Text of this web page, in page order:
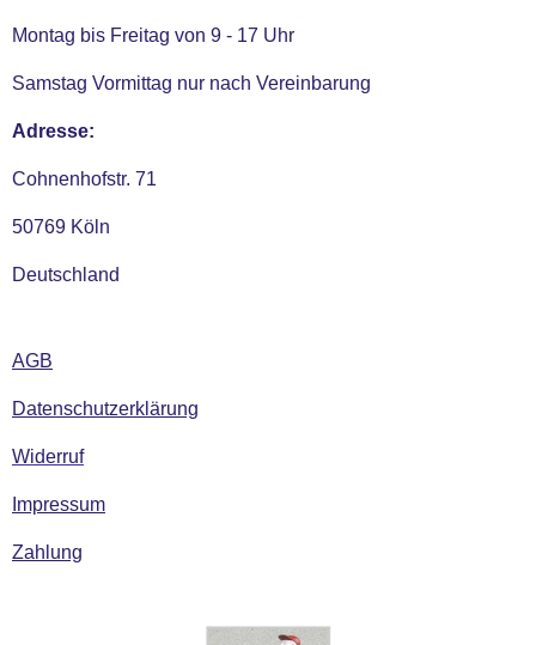
Montag bis Freitag von 9 - 17 Uhr
Samstag Vormittag nur nach Vereinbarung
Adresse:
Cohnenhofstr. 71
50769 Köln
Deutschland
AGB
Datenschutzerklärung
Widerruf
Impressum
Zahlung